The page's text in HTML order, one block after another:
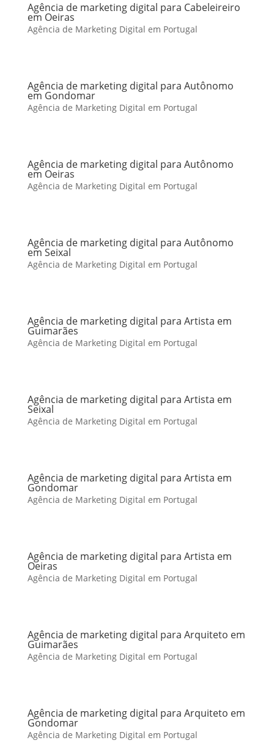
Agência de marketing digital para Cabeleireiro
em Oeiras
Agência de Marketing Digital em Portugal
Agência de marketing digital para Autônomo
em Gondomar
Agência de Marketing Digital em Portugal
Agência de marketing digital para Autônomo
em Oeiras
Agência de Marketing Digital em Portugal
Agência de marketing digital para Autônomo
em Seixal
Agência de Marketing Digital em Portugal
Agência de marketing digital para Artista em
Guimarães
Agência de Marketing Digital em Portugal
Agência de marketing digital para Artista em
Seixal
Agência de Marketing Digital em Portugal
Agência de marketing digital para Artista em
Gondomar
Agência de Marketing Digital em Portugal
Agência de marketing digital para Artista em
Oeiras
Agência de Marketing Digital em Portugal
Agência de marketing digital para Arquiteto em
Guimarães
Agência de Marketing Digital em Portugal
Agência de marketing digital para Arquiteto em
Gondomar
Agência de Marketing Digital em Portugal